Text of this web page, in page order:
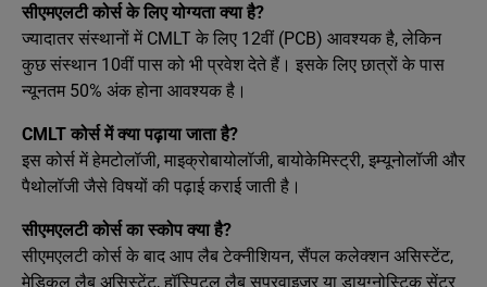
सीएमएलटी कोर्स के लिए योग्यता क्या है?
ज्यादातर संस्थानों में CMLT के लिए 12वीं (PCB) आवश्यक है, लेकिन
कुछ संस्थान 10वीं पास को भी प्रवेश देते हैं। इसके लिए छात्रों के पास
न्यूनतम 50% अंक होना आवश्यक है।
CMLT कोर्स में क्या पढ़ाया जाता है?
इस कोर्स में हेमटोलॉजी, माइक्रोबायोलॉजी, बायोकेमिस्ट्री, इम्यूनोलॉजी और
पैथोलॉजी जैसे विषयों की पढ़ाई कराई जाती है।
सीएमएलटी कोर्स का स्कोप क्या है?
सीएमएलटी कोर्स के बाद आप लैब टेक्नीशियन, सैंपल कलेक्शन असिस्टेंट,
मेडिकल लैब असिस्टेंट, हॉस्पिटल लैब सुपरवाइजर या डायग्नोस्टिक सेंटर